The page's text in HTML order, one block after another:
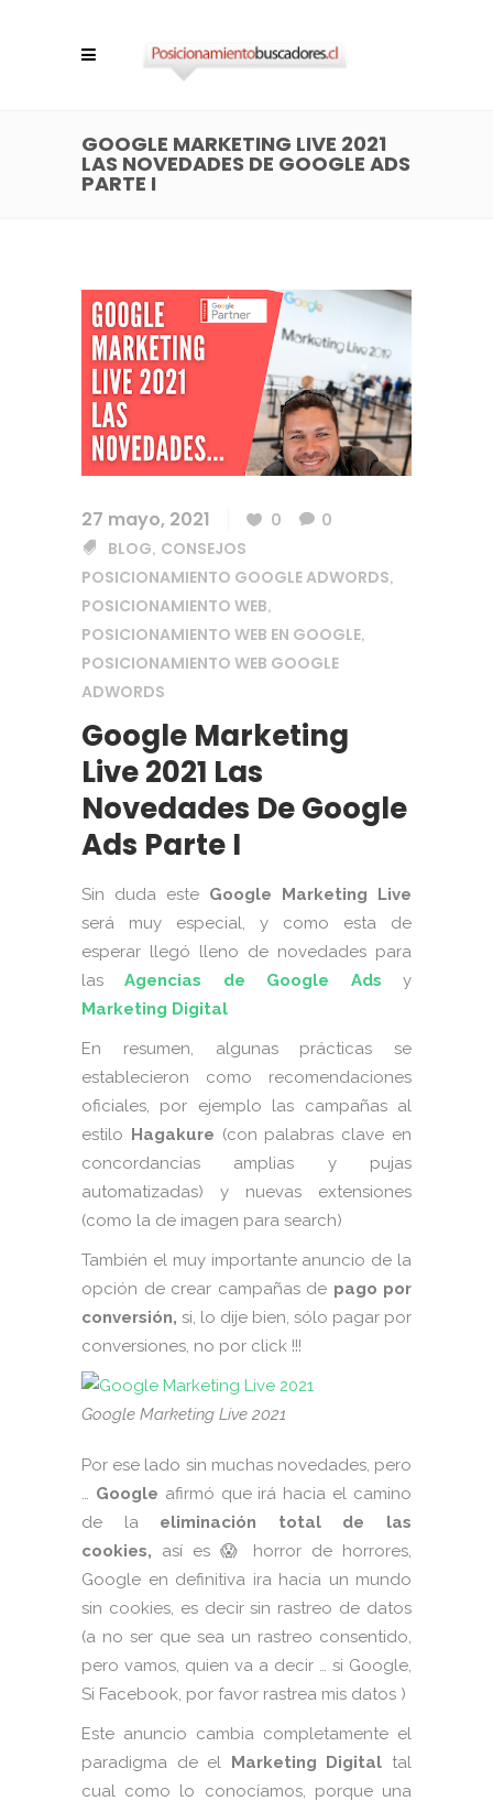
GOOGLE MARKETING LIVE 2021
LAS NOVEDADES DE GOOGLE ADS
PARTE I
27 mayo, 2021 0
0
BLOG, CONSEJOS
POSICIONAMIENTO GOOGLE ADWORDS,
POSICIONAMIENTO WEB,
POSICIONAMIENTO WEB EN GOOGLE,
POSICIONAMIENTO WEB GOOGLE
ADWORDS
Google Marketing
Live 2021 Las
Novedades De Google
Ads Parte I
Sin duda este Google Marketing Live
será muy especial, y como esta de
esperar llegó lleno de novedades para
lasAgencias de Google Ads y
Marketing Digital
En resumen, algunas prácticas se
establecieron como recomendaciones
oficiales, por ejemplo las campañas al
estilo Hagakure (con palabras clave en
concordancias amplias y pujas
automatizadas) y nuevas extensiones
(como la de imagen para search)
También el muy importante anuncio de la
opción de crear campañas de pago por
conversión, si, lo dije bien, sólo pagar por
conversiones, no por click !!!
Google Marketing Live 2021
Por ese lado sin muchas novedades, pero
Google afirmó que irá hacia el camino
de la eliminación total de las
cookies, así es 😱 horror de horrores,
Google en definitiva ira hacia un mundo
sin cookies, es decir sin rastreo de datos
(a no ser que sea un rastreo consentido,
pero vamos, quien va a decir … si Google,
Si Facebook, por favor rastrea mis datos )
Este anuncio cambia completamente el
paradigma de el Marketing Digital tal
cual como lo conocíamos, porque una